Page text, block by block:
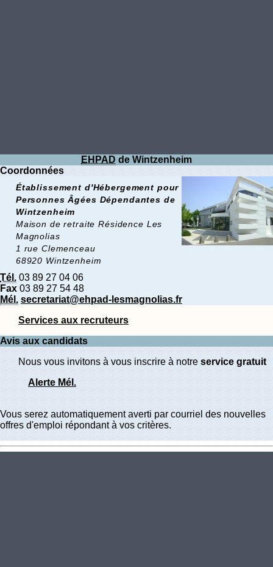
EHPAD de Wintzenheim
Coordonnées
Établissement d'Hébergement pour
Personnes Âgées Dépendantes de
Wintzenheim
Maison de retraite Résidence Les
Magnolias
1 rue Clemenceau
68920 Wintzenheim
Tél. 03 89 27 04 06
Fax 03 89 27 54 48
Mél. secretariat@ehpad-lesmagnolias.fr
Services aux recruteurs
Avis aux candidats
Nous vous invitons à vous inscrire à notre service gratuit
Alerte Mél.
Vous serez automatiquement averti par courriel des nouvelles
offres d'emploi répondant à vos critères.